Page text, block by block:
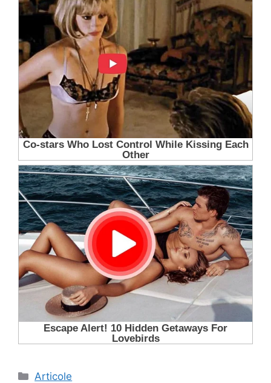
Categorii
Articole